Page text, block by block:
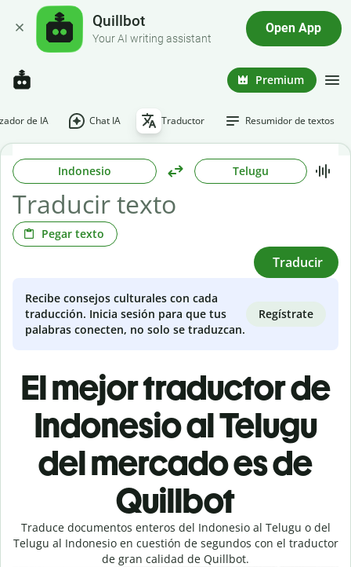
Quillbot
Your AI writing assistant
Open App
Premium
de IA Chat IA Traductor Resumidor de textos
Indonesio Telugu
Pegar texto
Traducir
Recibe consejos culturales con cada
traducción. Inicia sesión para que tus
palabras conecten, no solo se traduzcan.
Regístrate
El mejor traductor de
Indonesio al Telugu
del mercado es de
Quillbot
Traduce documentos enteros del Indonesio al Telugu o del
Telugu al Indonesio en cuestión de segundos con el traductor
de gran calidad de Quillbot.